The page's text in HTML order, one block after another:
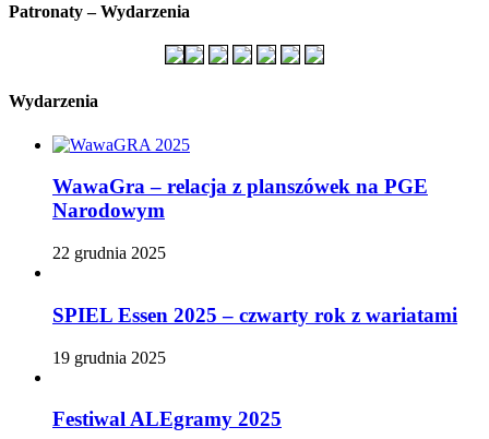
Patronaty – Wydarzenia
Wydarzenia
WawaGra – relacja z planszówek na PGE
Narodowym
22 grudnia 2025
SPIEL Essen 2025 – czwarty rok z wariatami
19 grudnia 2025
Festiwal ALEgramy 2025